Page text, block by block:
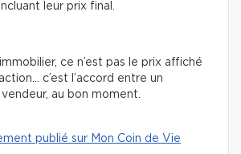
leur prix final.
ce n’est pas le prix affiché
c’est l’accord entre un
au bon moment.
publié sur Mon Coin de Vie